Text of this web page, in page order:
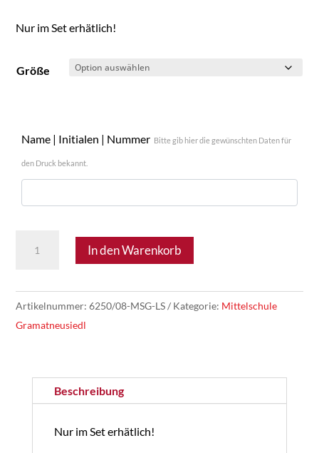
Nur im Set erhätlich!
Größe
Name | Initialen | Nummer Bitte gib hier die gewünschten Daten für
den Druck bekannt.
Gramatneusiedl
Menge
In den Warenkorb
Artikelnummer:6250/08-MSG-LS Kategorie: Mittelschule
Gramatneusiedl
Beschreibung
Nur im Set erhätlich!